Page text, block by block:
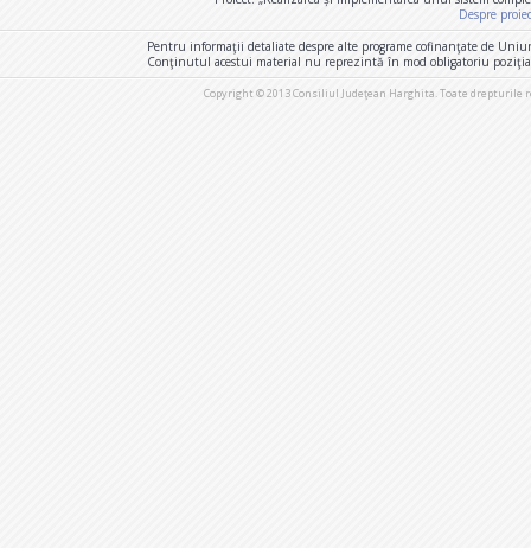
Despre
Pentru informaţii detaliate despre alte programe cofinanţate de
Conţinutul acestui material nu reprezintă în mod obligatoriu
Copyright © 2013 Consiliul Judeţean Harghita. Toate drepturile